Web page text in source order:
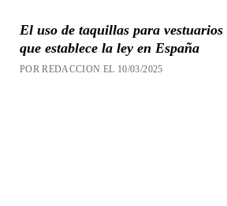
El uso de taquillas para vestuarios
que establece la ley en España
POR REDACCION EL 10/03/2025